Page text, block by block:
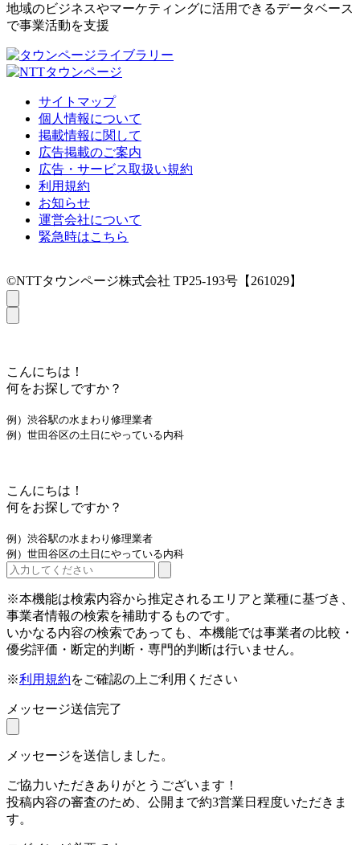
地域のビジネスやマーケティングに活用できるデータベース
で事業活動を支援
サイトマップ
個人情報について
掲載情報に関して
広告掲載のご案内
広告・サービス取扱い規約
利用規約
お知らせ
運営会社について
緊急時はこちら
©NTTタウンページ株式会社 TP25-193号【261029】
こんにちは！
何をお探しですか？
例）渋谷駅の水まわり修理業者
例）世田谷区の土日にやっている内科
こんにちは！
何をお探しですか？
例）渋谷駅の水まわり修理業者
例）世田谷区の土日にやっている内科
※本機能は検索内容から推定されるエリアと業種に基づき、
事業者情報の検索を補助するものです。
いかなる内容の検索であっても、本機能では事業者の比較・
優劣評価・断定的判断・専門的判断は行いません。
※利用規約をご確認の上ご利用ください
メッセージ送信完了
メッセージを送信しました。
ご協力いただきありがとうございます！
投稿内容の審査のため、公開まで約3営業日程度いただきま
す。